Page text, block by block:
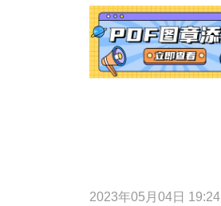
2023年05月04日 19:24